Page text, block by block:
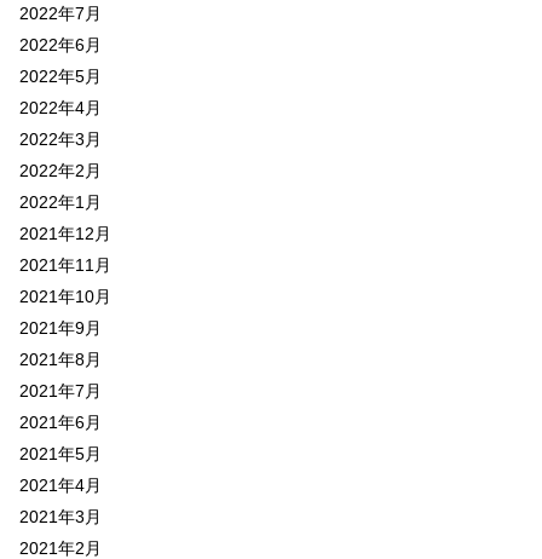
2022年7月
2022年6月
2022年5月
2022年4月
2022年3月
2022年2月
2022年1月
2021年12月
2021年11月
2021年10月
2021年9月
2021年8月
2021年7月
2021年6月
2021年5月
2021年4月
2021年3月
2021年2月